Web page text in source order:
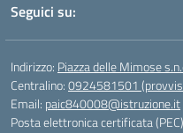
Seguici su:
Indirizzo: Piazza delle Mimose
Centralino:0924581501
Email: paic840008@istruzione.it
Posta elettronica certificata